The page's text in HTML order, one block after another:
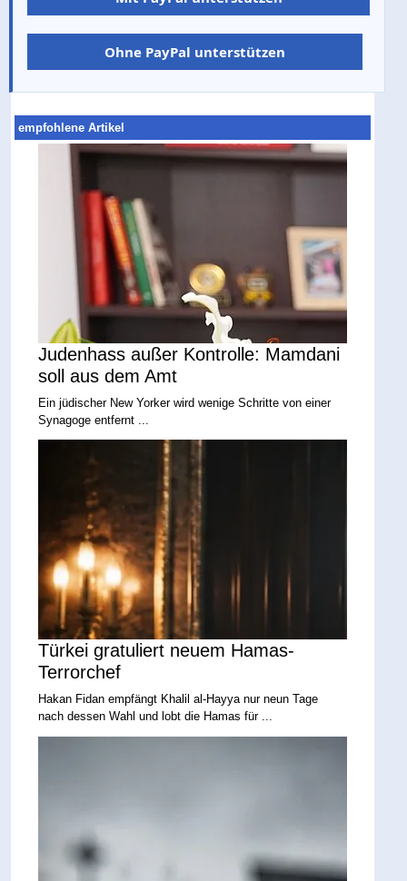
Ohne PayPal unterstützen
empfohlene Artikel
Judenhass außer Kontrolle: Mamdani
soll aus dem Amt
Ein jüdischer New Yorker wird wenige Schritte von einer
Synagoge entfernt ...
Türkei gratuliert neuem Hamas-
Terrorchef
Hakan Fidan empfängt Khalil al-Hayya nur neun Tage
nach dessen Wahl und lobt die Hamas für ...